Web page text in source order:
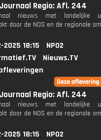
Journaal Regio: Afl. 244
nieuws met landelijke
door de NOS en de regionale
2025 18:15
NPO2
Nieuws.TV
Journaal Regio: Afl. 244
nieuws met landelijke
door de NOS en de regionale
2025 18:15
NPO2